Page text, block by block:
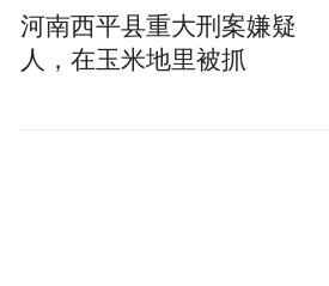
河南西平县重大刑案嫌疑
人，在玉米地里被抓